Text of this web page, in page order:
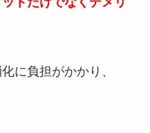
に負担がかかり、